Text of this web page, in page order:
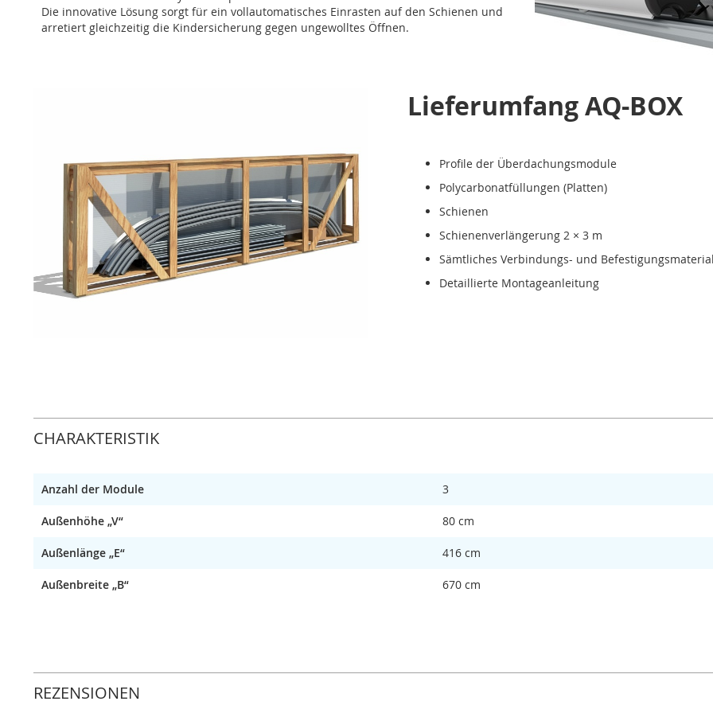
Die innovative Lösung sorgt für ein vollautomatisches Einrasten auf den Schienen und
arretiert gleichzeitig die Kindersicherung gegen ungewolltes Öffnen.
Lieferumfang AQ-BOX
Profile der Überdachungsmodule
Polycarbonatfüllungen (Platten)
Schienen
Schienenverlängerung 2 × 3 m
Sämtliches Verbindungs- und
Detaillierte Montageanleitung
CHARAKTERISTIK
Anzahl der Module 3
Außenhöhe „V“ 80 cm
Außenlänge „E“ 416 cm
Außenbreite „B“ 670 cm
REZENSIONEN